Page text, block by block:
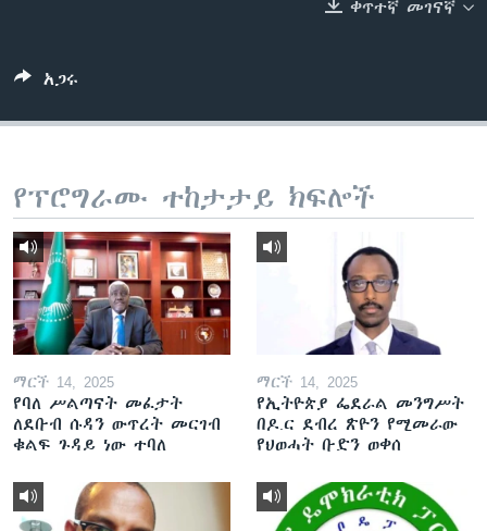
ቋንቋዎች
ቀጥተኛ መገናኛ
አጋሩ
የፕሮግራሙ ተከታታይ ክፍሎች
ማርች 14, 2025
የባለ ሥልጣናት መፈታት
ለደቡብ ሱዳን ውጥረት መርገብ
ቁልፍ ጉዳይ ነው ተባለ
ማርች 14, 2025
የኢትዮጵያ ፌደራል መንግሥት
በዶ.ር ደብረ ጽዮን የሚመራው
የህወሓት ቡድን ወቀሰ